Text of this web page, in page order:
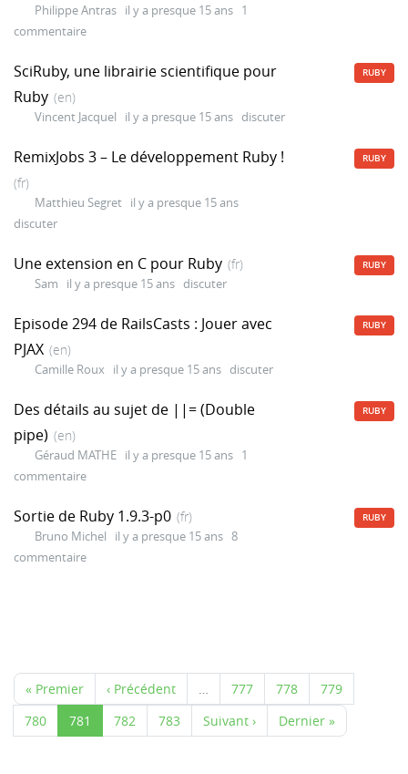
Philippe Antras il y a presque 15 ans 1
commentaire
SciRuby, une librairie scientifique pour
Ruby (en)
Vincent Jacquel il y a presque 15 ans discuter
RUBY
RemixJobs 3 – Le développement Ruby !
(fr)
Matthieu Segret il y a presque 15 ans
discuter
RUBY
Une extension en C pour Ruby (fr)
Sam il y a presque 15 ans discuter
RUBY
Episode 294 de RailsCasts : Jouer avec
PJAX (en)
Camille Roux il y a presque 15 ans discuter
RUBY
Des détails au sujet de ||= (Double
pipe) (en)
Géraud MATHE il y a presque 15 ans 1
commentaire
RUBY
Sortie de Ruby 1.9.3-p0 (fr)
Bruno Michel il y a presque 15 ans 8
commentaire
RUBY
« Premier ‹ Précédent 777 778
779
780
781 782 783 Suivant › Dernier »